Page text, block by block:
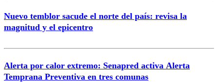
Nuevo temblor sacude el norte del país: revisa la
magnitud y el epicentro
Alerta por calor extremo: Senapred activa Alerta
Temprana Preventiva en tres comunas